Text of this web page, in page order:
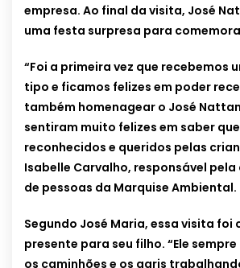
empresa. Ao final da visita, José
uma festa surpresa para
“Foi a primeira vez que recebemos
tipo e ficamos felizes em poder
também homenagear o José
sentiram muito felizes em saber
reconhecidos e queridos pelas
Isabelle Carvalho, responsável
de pessoas da Marquise Ambiental.
Segundo José Maria, essa visita foi
presente para seu filho. “Ele
os caminhões e os garis